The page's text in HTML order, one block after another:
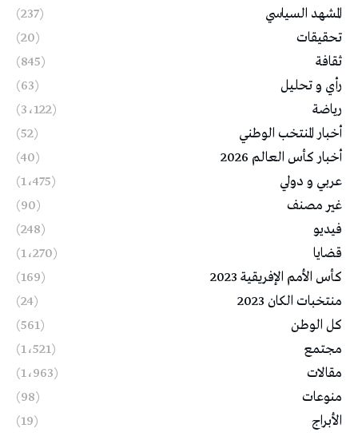
المشهد السياسي
(237)
تحقيقات
(20)
ثقافة
(845)
رأي و تحليل
(63)
رياضة
(3٬122)
أخبار المنتخب الوطني
(52)
أخبار كأس العالم 2026
(40)
عربي و دولي
(1٬475)
غير مصنف
(90)
فيديو
(248)
قضايا
(1٬270)
كأس الأمم الإفريقية 2023
(169)
منتخبات الكان 2023
(24)
كل الوطن
(561)
مجتمع
(1٬521)
مقالات
(1٬963)
منوعات
(98)
الأبراج
(19)